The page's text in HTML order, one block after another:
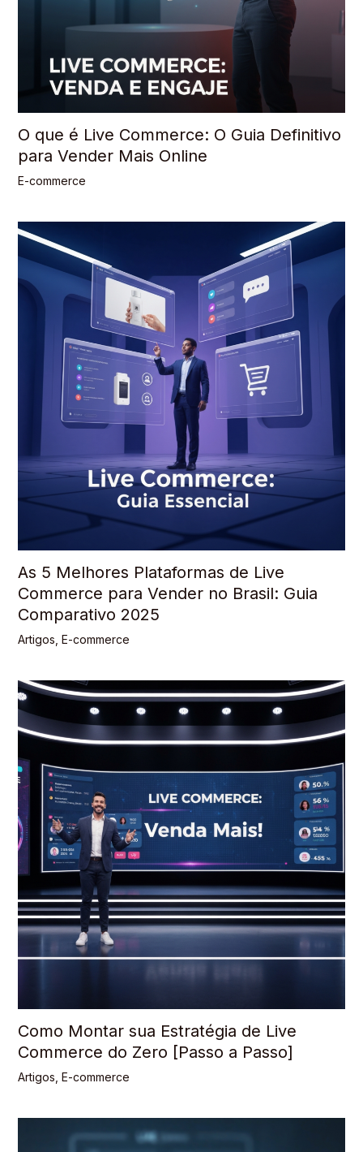
O que é Live Commerce: O Guia Definitivo
para Vender Mais Online
E-commerce
As 5 Melhores Plataformas de Live
Commerce para Vender no Brasil: Guia
Comparativo 2025
Artigos E-commerce
Como Montar sua Estratégia de Live
Commerce do Zero [Passo a Passo]
Artigos E-commerce